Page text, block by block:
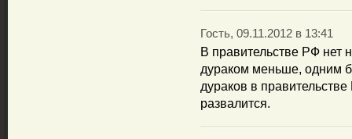
Гость, 09.11.2012 в 13:41
В правительстве РФ нет
дураком меньше, одним
дураков в
развалится.